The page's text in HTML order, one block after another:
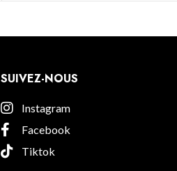
SUIVEZ-NOUS
Instagram
Facebook
Tiktok